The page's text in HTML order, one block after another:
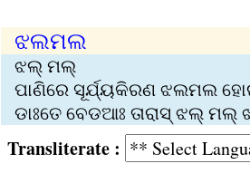
ଝଲମଲ
ଝଲ୍‍ ମଲ୍‌
ପାଣିରେ ସୂର୍ଯ୍ୟକିରଣ ଝଲମଲ
ଡାଃତେ ବେଡଆଃ ତାରାସ୍‍ ଝଲ୍‍
Transliterate :